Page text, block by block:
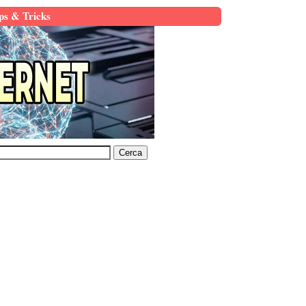
& Tricks